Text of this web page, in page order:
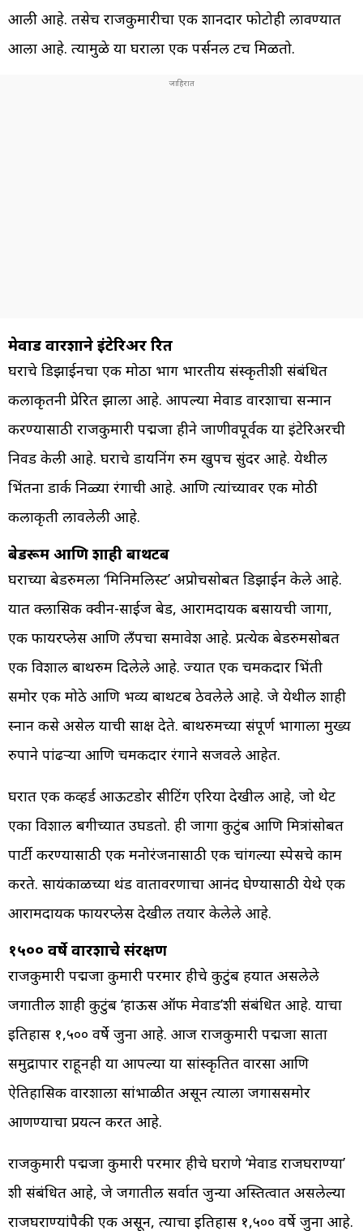
आली आहे. तसेच राजकुमारीचा एक शानदार फोटोही लावण्यात
आला आहे. त्यामुळे या घराला एक पर्सनल टच मिळतो.
मेवाड वारशाने इंटेरिअर प्रेरित
घराचे डिझाईनचा एक मोठा भाग भारतीय संस्कृतीशी संबंधित
कलाकृतींनी प्रेरित झाला आहे. आपल्या मेवाड वारशाचा सन्मान
करण्यासाठी राजकुमारी पद्मजा हीने जाणीवपूर्वक या इंटेरिअरची
निवड केली आहे. घराचे डायनिंग रुम खुपच सुंदर आहे. येथील
भिंतींना डार्क निळ्या रंगाची आहे. आणि त्यांच्यावर एक मोठी
कलाकृती लावलेली आहे.
बेडरूम आणि शाही बाथटब
घराच्या बेडरुमला ‘मिनिमलिस्ट’ अप्रोचसोबत डिझाईन केले आहे.
यात क्लासिक क्वीन-साईज बेड, आरामदायक बसायची जागा,
एक फायरप्लेस आणि लँपचा समावेश आहे. प्रत्येक बेडरुमसोबत
एक विशाल बाथरुम दिलेले आहे. ज्यात एक चमकदार भिंती
समोर एक मोठे आणि भव्य बाथटब ठेवलेले आहे. जे येथील शाही
स्नान कसे असेल याची साक्ष देते. बाथरुमच्या संपूर्ण भागाला मुख्य
रुपाने पांढऱ्या आणि चमकदार रंगाने सजवले आहेत.
घरात एक कव्हर्ड आऊटडोर सीटिंग एरिया देखील आहे, जो थेट
एका विशाल बगीच्यात उघडतो. ही जागा कुटुंब आणि मित्रांसोबत
पार्टी करण्यासाठी एक मनोरंजनासाठी एक चांगल्या स्पेसचे काम
करते. सायंकाळच्या थंड वातावरणाचा आनंद घेण्यासाठी येथे एक
आरामदायक फायरप्लेस देखील तयार केलेले आहे.
१५०० वर्षे वारशाचे संरक्षण
राजकुमारी पद्मजा कुमारी परमार हीचे कुटुंब हयात असलेले
जगातील शाही कुटुंब ‘हाऊस ऑफ मेवाड’शी संबंधित आहे. याचा
इतिहास १,५०० वर्षे जुना आहे. आज राजकुमारी पद्मजा साता
समुद्रापार राहूनही या आपल्या या सांस्कृतित वारसा आणि
ऐतिहासिक वारशाला सांभाळीत असून त्याला जगाससमोर
आणण्याचा प्रयत्न करत आहे.
राजकुमारी पद्मजा कुमारी परमार हीचे घराणे ‘मेवाड राजघराण्या’
शी संबंधित आहे, जे जगातील सर्वात जुन्या अस्तित्वात असलेल्या
राजघराण्यांपैकी एक असून, त्याचा इतिहास १,५०० वर्षे जुना आहे.